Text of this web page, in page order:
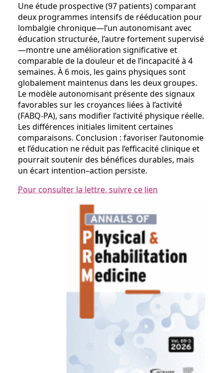
Une étude prospective (97 patients) comparant
deux programmes intensifs de rééducation pour
lombalgie chronique—l’un autonomisant avec
éducation structurée, l’autre fortement supervisé
—montre une amélioration significative et
comparable de la douleur et de l’incapacité à 4
semaines. À 6 mois, les gains physiques sont
globalement maintenus dans les deux groupes.
Le modèle autonomisant présente des signaux
favorables sur les croyances liées à l’activité
(FABQ-PA), sans modifier l’activité physique réelle.
Les différences initiales limitent certaines
comparaisons. Conclusion : favoriser l’autonomie
et l’éducation ne réduit pas l’efficacité clinique et
pourrait soutenir des bénéfices durables, mais
un écart intention–action persiste.
Pour consulter la lettre, suivre ce lien